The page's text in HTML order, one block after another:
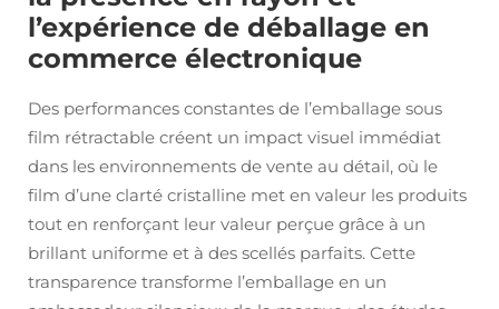
l’expérience de déballage en
commerce électronique
Des performances constantes de l’emballage sous
film rétractable créent un impact visuel immédiat
dans les environnements de vente au détail, où le
film d’une clarté cristalline met en valeur les produits
tout en renforçant leur valeur perçue grâce à un
brillant uniforme et à des scellés parfaits. Cette
transparence transforme l’emballage en un